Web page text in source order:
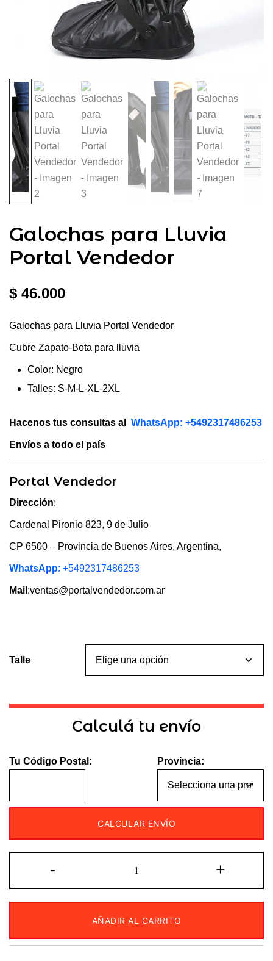
Galochas para Lluvia
Portal Vendedor
$ 46.000
Galochas para Lluvia Portal Vendedor
Cubre Zapato-Bota para lluvia
Color: Negro
Talles: S-M-L-XL-2XL
Hacenos tus consultas al WhatsApp: +5492317486253
Envíos a todo el país
Portal Vendedor
Dirección:
Cardenal Pironio 823, 9 de Julio
CP 6500 – Provincia de Buenos Aires, Argentina,
WhatsApp: +5492317486253
Mail :ventas@portalvendedor.com.ar
Talle
Calculá tu envío
Tu Código Postal: Provincia:
CALCULAR ENVÍO
-
para
Lluvia
Vendedor
cantidad
+
AÑADIR AL CARRITO